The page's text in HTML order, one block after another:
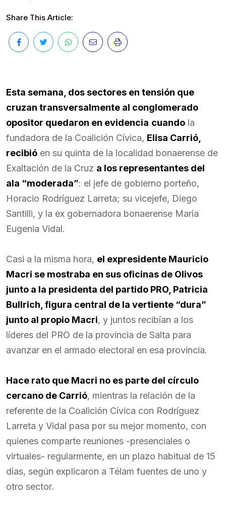
Share This Article:
Esta semana, dos sectores en tensión que
cruzan transversalmente al conglomerado
opositor quedaron en evidencia cuando la
fundadora de la Coalición Cívica, Elisa Carrió,
recibió en su quinta de la localidad bonaerense de
Exaltación de la Cruz a los representantes del
ala “moderada”: el jefe de gobierno porteño,
Horacio Rodríguez Larreta; su vicejefe, Diego
Santilli, y la ex gobernadora bonaerense María
Eugenia Vidal.
Casi a la misma hora, el expresidente Mauricio
Macri se mostraba en sus oficinas de Olivos
junto a la presidenta del partido PRO, Patricia
Bullrich, figura central de la vertiente “dura”
junto al propio Macri, y juntos recibían a los
líderes del PRO de la provincia de Salta para
avanzar en el armado electoral en esa provincia.
Hace rato que Macri no es parte del círculo
cercano de Carrió, mientras la relación de la
referente de la Coalición Cívica con Rodríguez
Larreta y Vidal pasa por su mejor momento, con
quienes comparte reuniones -presenciales o
virtuales- regularmente, en un plazo habitual de 15
días, según explicaron a Télam fuentes de uno y
otro sector.